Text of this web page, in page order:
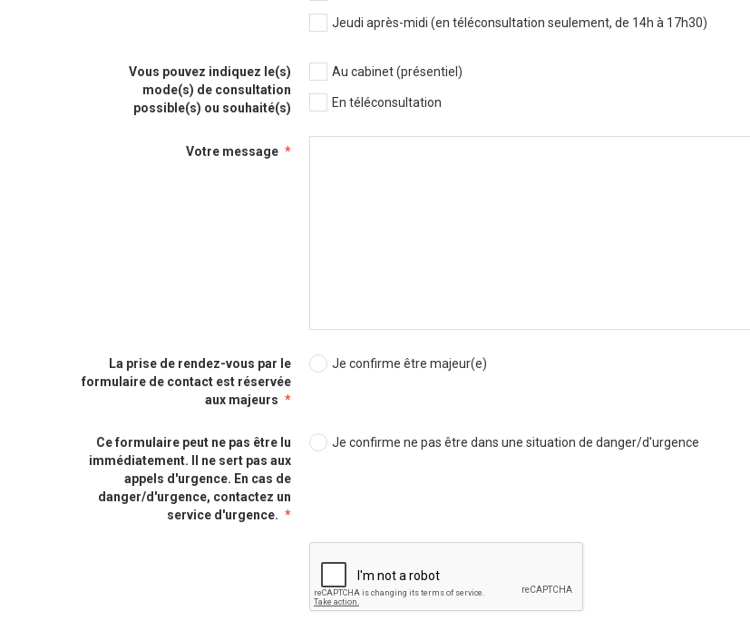
Jeudi après-midi (en téléconsultation seulement, de 14h à 17h30)
Vous pouvez indiquez le(s)
mode(s) de consultation
possible(s) ou souhaité(s)
Au cabinet (présentiel)
En téléconsultation
Votre message
La prise de rendez-vous par le
formulaire de contact est réservée
aux majeurs
Je confirme être majeur(e)
Ce formulaire peut ne pas être lu
immédiatement. Il ne sert pas aux
appels d'urgence. En cas de
danger/d'urgence, contactez un
service d'urgence.
Je confirme ne pas être dans une situation de danger/d'urgence